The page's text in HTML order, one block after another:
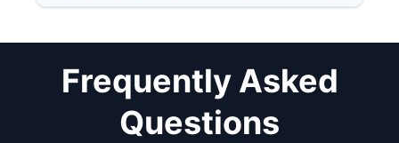
Frequently Asked
Questions